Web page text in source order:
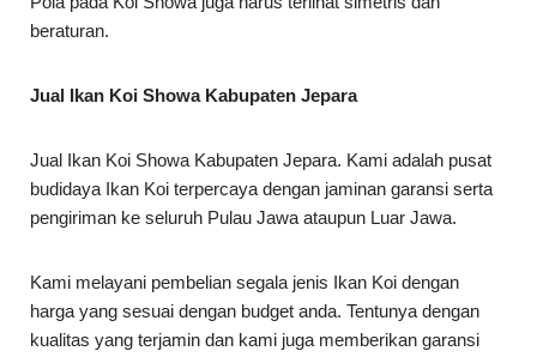
beraturan.
Jual Ikan Koi Showa Kabupaten Jepara
Jual Ikan Koi Showa Kabupaten Jepara. Kami adalah pusat
budidaya Ikan Koi terpercaya dengan jaminan garansi serta
pengiriman ke seluruh Pulau Jawa ataupun Luar Jawa.
Kami melayani pembelian segala jenis Ikan Koi dengan
harga yang sesuai dengan budget anda. Tentunya dengan
kualitas yang terjamin dan kami juga memberikan garansi